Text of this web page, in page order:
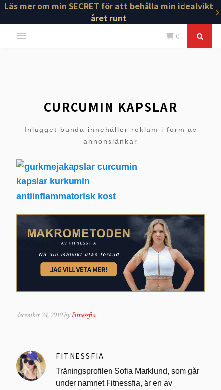
Läs mer om min SECRET för att behålla min idealvikt
året runt
0
CURCUMIN KAPSLAR
Inlägget bunda innehåller reklam i form av
annonslänkar
december 24, 2019 byFitnessfia
FITNESSFIA
Träningsprofilen Sofia Marklund, som går
under namnet Fitnessfia, är en av